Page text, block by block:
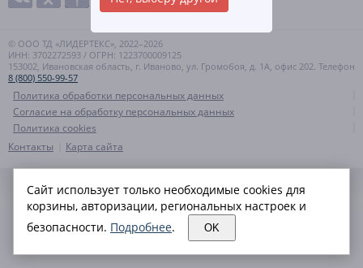
© ООО ТД «ЛИДЕРТЕКС», 2022–2026
ИНН: 3702272593 / ОГРН: 1223700009125
153002, Ивановская область, г. Иваново, ул. Громобоя, д. 1А, офис 202. Телефон
8 (800) 550-99-57
Политика обработки персональных данных
Согласие на обработку персональных данных
Политика cookies
Контакты
Карта сайта
Сайт использует только необходимые cookies для
корзины, авторизации, региональных настроек и
безопасности. Подробнее. OK